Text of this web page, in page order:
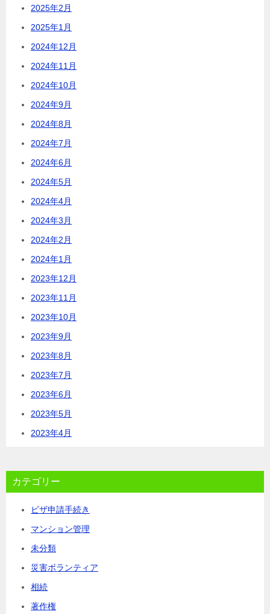
2025年2月
2025年1月
2024年12月
2024年11月
2024年10月
2024年9月
2024年8月
2024年7月
2024年6月
2024年5月
2024年4月
2024年3月
2024年2月
2024年1月
2023年12月
2023年11月
2023年10月
2023年9月
2023年8月
2023年7月
2023年6月
2023年5月
2023年4月
カテゴリー
ビザ申請手続き
マンション管理
未分類
災害ボランティア
相続
著作権